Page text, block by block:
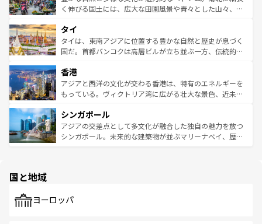
照してほしい。
まで、さまざまな韓国料理が待っている。夜には、韓国な
リティに包まれながら、韓国の多彩な魅力を心ゆくまで味
わってみてほしい。 なお、新着の韓国情報はコンテンツ一
覧を参照してほしい。
く伸びる国土には、広大な田園風景や青々とした山々、世
急速な発展と共に伝統が息づく。ハノイの古い町並みやホ
ーチミン市のフランス統治時代の建物も、独特の雰囲気を
醸し出している。また、バラエティの豊かさとおいしさで
とつ。フォーやバインミー、ベトナムコーヒーなどは、ぜ
ひ現地で味わいたい。どの地域を訪れてもあたたかい人々
が旅行者を迎えてくれるので、きっと忘れられない旅にな
参照してほしい。
タイ
タイは、東南アジアに位置する豊かな自然と歴史が息づく
国だ。首都バンコクは高層ビルが立ち並ぶ一方、伝統的な
の活気が交差している。北部ではチェンマイなどの山岳地
帯で自然と触れ合い、南部ではプーケットやクラビの美し
いビーチでリゾート気分を楽しむことができる。タイ料理
激する。気候は一年中温暖で、どの季節にも異なる楽しみ
が待っている。親しみやすいタイの人々、仏教を中心とし
た文化、そして多様な観光資源が、訪れる旅人を魅了し続
香港
アジアと西洋の文化が交わる香港は、特有のエネルギーを
もっている。ヴィクトリア湾に広がる壮大な景色、近未来
み、どこを訪れても感動するはず。観光スポットが密集し
ており、効率よく見どころを回れるのも魅力。息をのむよ
うな絶景から文化的な体験まで、香港を存分に楽しみ尽く
シンガポール
アジアの交差点として多文化が融合した独自の魅力を放つ
シンガポール。未来的な建築物が並ぶマリーナベイ、歴史
で、ホーカーズは地元の風情を楽しめる外せないスポット
国と地域
ヨーロッパ